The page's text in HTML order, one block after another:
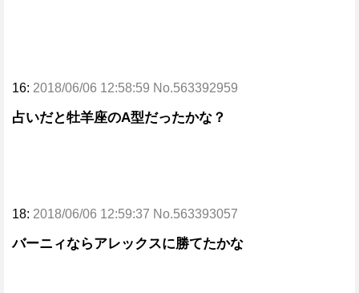
16: 2018/06/06 12:58:59 No.563392959
占いだと牡羊座のA型だったかな？
18: 2018/06/06 12:59:37 No.563393057
バーニィならアレックスに勝てたかな